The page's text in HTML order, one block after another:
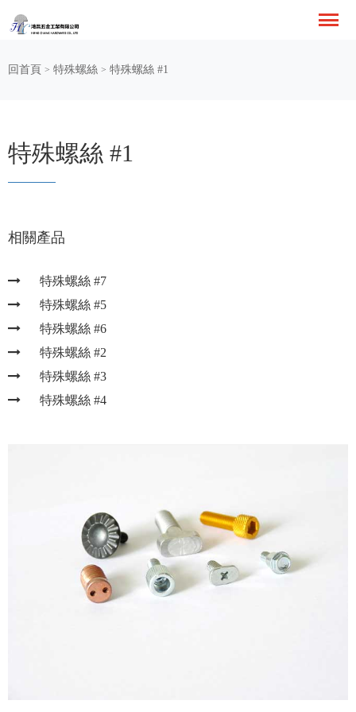
回首頁 > 特殊螺絲 > 特殊螺絲 #1
特殊螺絲 #1
相關產品
特殊螺絲 #7
特殊螺絲 #5
特殊螺絲 #6
特殊螺絲 #2
特殊螺絲 #3
特殊螺絲 #4